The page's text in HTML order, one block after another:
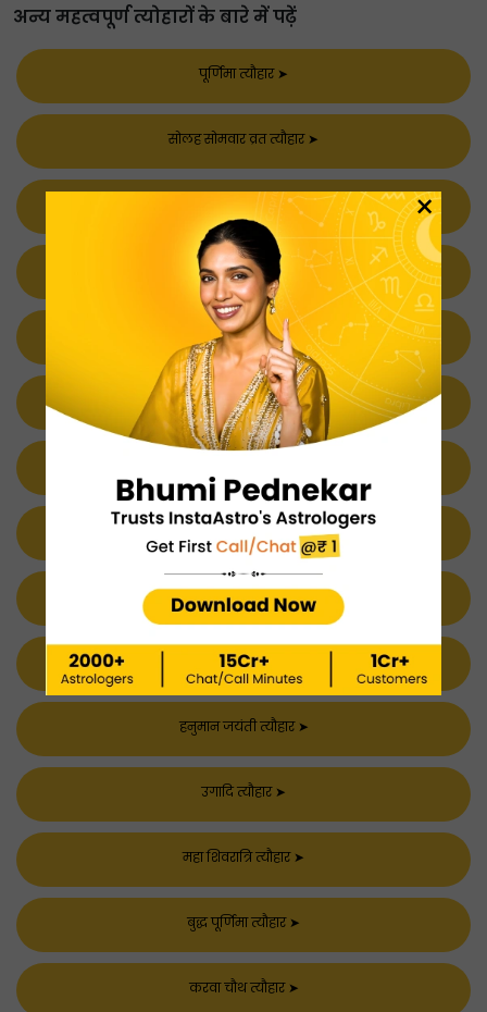
अन्य महत्वपूर्ण त्योहारों के बारे में पढ़ें
पूर्णिमा त्यौहार➤
सोलह सोमवार व्रत त्यौहार➤
एकादशी त्यौहार➤
संकस्थी चतुर्थी त्यौहार ➤
अमावस्या त्यौहार➤
प्रदोष व्रत त्यौहार➤
होलिका दहन त्यौहार➤
दिवाली त्यौहार➤
अक्षय तृतीया त्यौहार
हनुमान जयंती त्यौहार➤
उगादि त्यौहार➤
महा शिवरात्रि त्यौहार➤
बुद्ध पूर्णिमा त्यौहार➤
करवा चौथ त्यौहार➤
×